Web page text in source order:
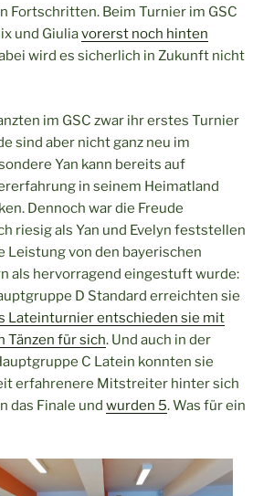
Fortschritten. Beim Turnier im GSC
und Giuliavorerst noch hinten
wird es sicherlich in Zukunft nicht
im GSC zwar ihr erstes Turnier
sind aber nicht ganz neu im
Yan kann bereits auf
in seinem Heimatland
Dennoch war die Freude
riesig als Yan und Evelyn feststellen
Leistung von den bayerischen
als hervorragend eingestuft wurde:
D Standard erreichten sie
Lateinturnier entschieden sie mit
Tänzen für sich. Und auch in der
C Latein konnten sie
erfahrenere Mitstreiter hinter sich
das Finale und wurden 5. Was für ein